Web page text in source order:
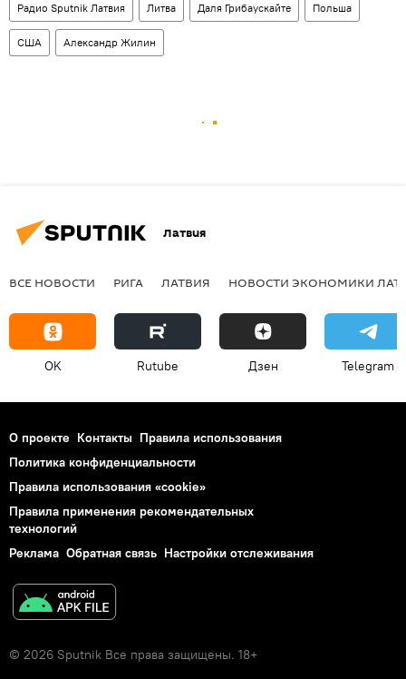
Радио Sputnik Латвия Литва Даля Грибаускайте Польша
США Александр Жилин
Латвия
ВСЕ НОВОСТИ РИГА ЛАТВИЯ НОВОСТИ ЭКОНОМИКИ
OK Rutube Дзен Telegram
О проекте Контакты Правила использования
Политика конфиденциальности
Правила использования «cookie»
Правила применения рекомендательных
технологий
Реклама Обратная связь Настройки отслеживания
© 2026 Sputnik Все права защищены. 18+